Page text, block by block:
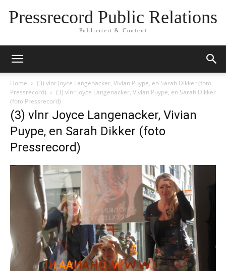
Pressrecord Public Relations
Publiciteit & Content
Home
(3) vlnr Joyce Langenacker, Vivian Puype, en Sarah Dikker (foto
Pressrecord)
(3) vlnr Joyce Langenacker, Vivian Puype, en Sarah Dikker
(foto Pressrecord)
(3) vlnr Joyce Langenacker, Vivian
Puype, en Sarah Dikker (foto
Pressrecord)